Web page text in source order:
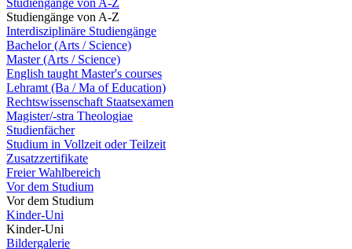
Studiengänge von A-Z
Studiengänge von A-Z
Interdisziplinäre Studiengänge
Bachelor (Arts / Science)
Master (Arts / Science)
English taught Master's courses
Lehramt (Ba / Ma of Education)
Rechtswissenschaft Staatsexamen
Magister/-stra Theologiae
Studienfächer
Studium in Vollzeit oder Teilzeit
Zusatzzertifikate
Freier Wahlbereich
Vor dem Studium
Vor dem Studium
Kinder-Uni
Kinder-Uni
Bildergalerie